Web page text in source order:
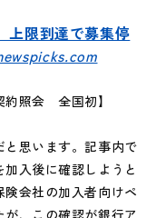
上限到達で募集停
約照会 全国初】
思います。記事内で
入後に確認しようと
会社の加入者向けペ
、この確認が銀行ア